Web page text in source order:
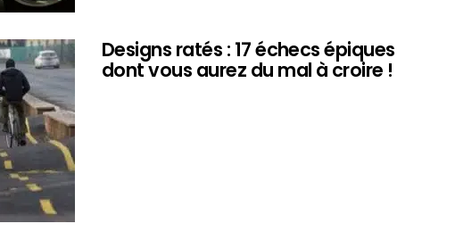
Designs ratés : 17 échecs épiques
dont vous aurez du mal à croire !